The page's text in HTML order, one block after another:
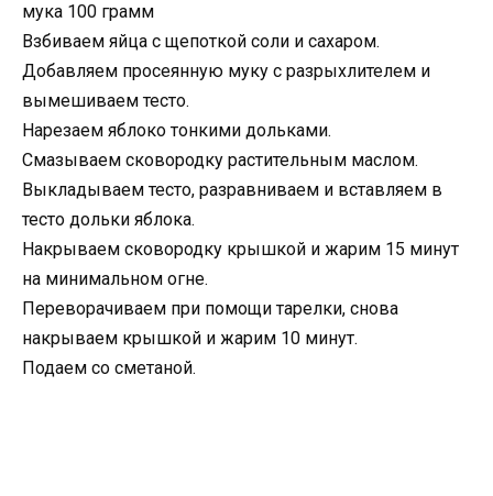
мука 100 грамм
Взбиваем яйца с щепоткой соли и сахаром.
Добавляем просеянную муку с разрыхлителем и
вымешиваем тесто.
Нарезаем яблоко тонкими дольками.
Смазываем сковородку растительным маслом.
Выкладываем тесто, разравниваем и вставляем в
тесто дольки яблока.
Накрываем сковородку крышкой и жарим 15 минут
на минимальном огне.
Переворачиваем при помощи тарелки, снова
накрываем крышкой и жарим 10 минут.
Подаем со сметаной.